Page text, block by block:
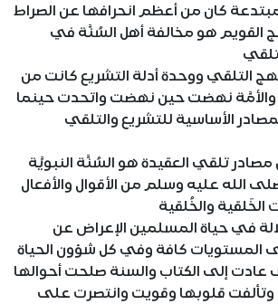
كان من أعظم انحرافها عن الصراط
القويم هو مخالفة أهل السُنَّة في
التلقي ووحدة أدلة التشريع كانت من
والأمَّة نهضت حين نهضت واتحدت حينما
الأساسية للتشريع والتلقي
تلقي العقيدة هو السُنَّة النبويَّة
الله عليه وسلم من الأقوال والأفعال
الخَلقية والخُلقية
في حياة المسلمين الإعراض عن
المستويات كافة وفي كل شؤون الحياة
عادت إلى الكتاب والسنة صلحت أحوالها
قلوبها وقويت وانتصرت على